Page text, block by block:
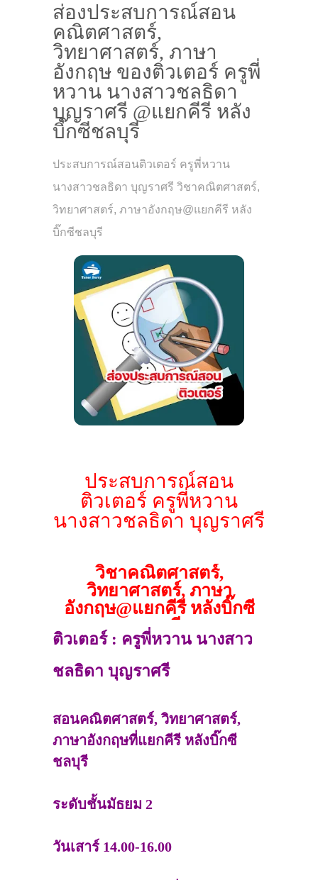
ส่องประสบการณ์สอน
คณิตศาสตร์,
วิทยาศาสตร์, ภาษา
อังกฤษ ของติวเตอร์ ครูพี่
หวาน นางสาวชลธิดา
บุญราศรี @แยกคีรี หลัง
บิ๊กซีชลบุรี
ประสบการณ์สอนติวเตอร์ ครูพี่หวาน
นางสาวชลธิดา บุญราศรี วิชาคณิตศาสตร์,
วิทยาศาสตร์, ภาษาอังกฤษ@แยกคีรี หลัง
บิ๊กซีชลบุรี
ประสบการณ์สอน
ติวเตอร์ ครูพี่หวาน
นางสาวชลธิดา บุญราศรี
วิชาคณิตศาสตร์,
วิทยาศาสตร์, ภาษา
อังกฤษ@แยกคีรี หลังบิ๊กซี
ชลบุรี
ติวเตอร์ : ครูพี่หวาน นางสาว
ชลธิดา บุญราศรี
สอนคณิตศาสตร์, วิทยาศาสตร์,
ภาษาอังกฤษที่แยกคีรี หลังบิ๊กซี
ชลบุรี
ระดับชั้นมัธยม 2
วันเสาร์ 14.00-16.00